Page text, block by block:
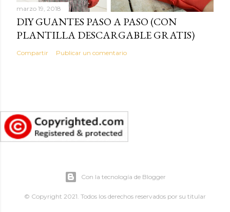
marzo 19, 2018
DIY GUANTES PASO A PASO (CON
PLANTILLA DESCARGABLE GRATIS)
Compartir Publicar un comentario
Con la tecnología de Blogger
© Copyright 2021. Todos los derechos reservados por su titular